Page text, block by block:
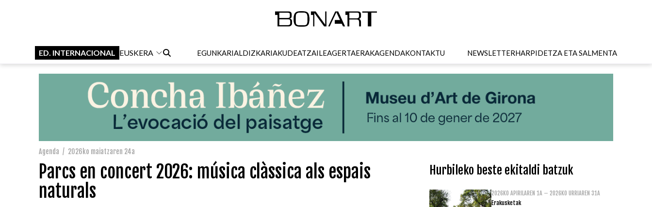
ED. INTERNACIONAL EUSKERA EGUNKARIALDIZKARIAKUDEATZAILEAGERTAERAKAGENDAKONTAKTU NEWSLETTERHARPIDETZA ETA SALMENTA
Agenda / 2026ko maiatzaren 24a
Parcs en concert 2026: música clàssica als espais
naturals
Hurbileko beste ekitaldi batzuk
2026KO APIRILAREN 1A – 2026KO URRIAREN 31A
Erakusketak